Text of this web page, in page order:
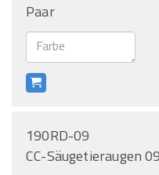
Paar
190RD-09
CC-Säugetieraugen